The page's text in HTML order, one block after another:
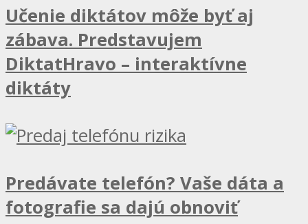
Učenie diktátov môže byť aj
zábava. Predstavujem
DiktatHravo – interaktívne
diktáty
Predávate telefón? Vaše dáta a
fotografie sa dajú obnoviť